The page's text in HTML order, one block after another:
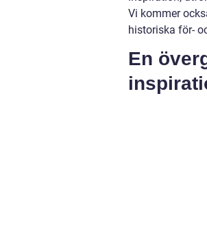
Vi kommer
historiska för-
En